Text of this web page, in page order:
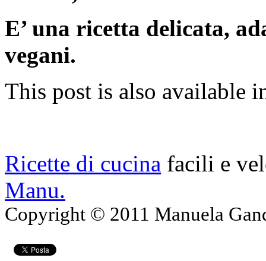
E’ una ricetta delicata,
vegani.
This post is also available
Ricette di cucina facili e
Manu.
Copyright © 2011 Manuela